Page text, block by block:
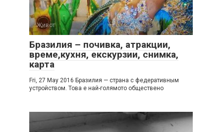
Живот
Бразилия – почивка, атракции,
време,кухня, екскурзии, снимка,
карта
Fri, 27 May 2016 Бразилия — страна с федеративным
устройством. Това е най-голямото обществено